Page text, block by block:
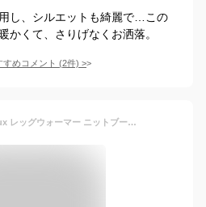
し、シルエットも綺麗で…この
かくて、さりげなくお洒落。
めコメント (2件) >
(サモルックス) Sumolux レッグウォーマー ニットブーツカバー レッグカバー 足首ウォーマー ロング 暖かい 冷え取り 冷え性対策 防寒 ブラック